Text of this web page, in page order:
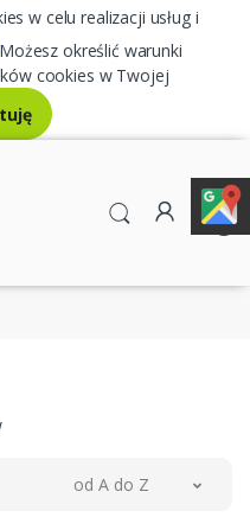
w celu realizacji usług i
określić warunki
cookies w Twojej
0
od A do Z